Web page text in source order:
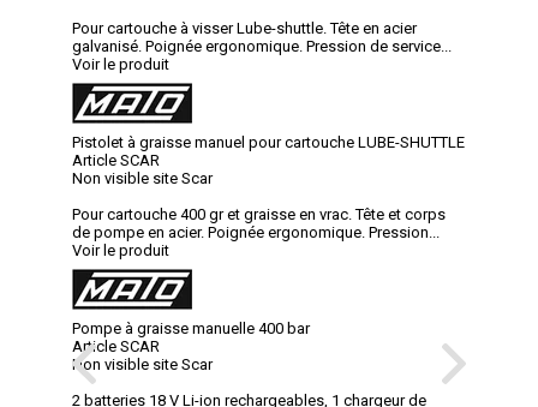
Pour cartouche à visser Lube-shuttle. Tête en acier
galvanisé. Poignée ergonomique. Pression de service...
Voir le produit
Pistolet à graisse manuel pour cartouche LUBE-SHUTTLE
Article SCAR
Non visible site Scar
Pour cartouche 400 gr et graisse en vrac. Tête et corps
de pompe en acier. Poignée ergonomique. Pression...
Voir le produit
Pompe à graisse manuelle 400 bar
Article SCAR
Non visible site Scar
2 batteries 18 V Li-ion rechargeables, 1 chargeur de